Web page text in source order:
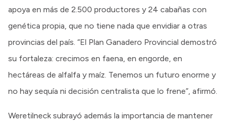
apoya en más de 2.500 productores y 24 cabañas con
genética propia, que no tiene nada que envidiar a otras
provincias del país. “El Plan Ganadero Provincial demostró
su fortaleza: crecimos en faena, en engorde, en
hectáreas de alfalfa y maíz. Tenemos un futuro enorme y
no hay sequía ni decisión centralista que lo frene”, afirmó.
Weretilneck subrayó además la importancia de mantener